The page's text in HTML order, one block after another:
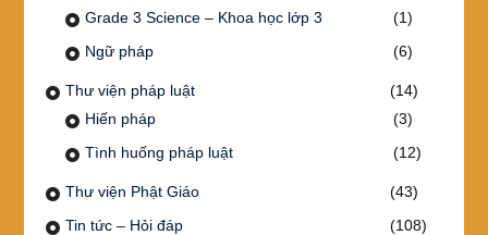
Grade 3 Science – Khoa học lớp 3
(1)
Ngữ pháp
(6)
Thư viện pháp luật
(14)
Hiến pháp
(3)
Tình huống pháp luật
(12)
Thư viện Phật Giáo
(43)
Tin tức – Hỏi đáp
(108)